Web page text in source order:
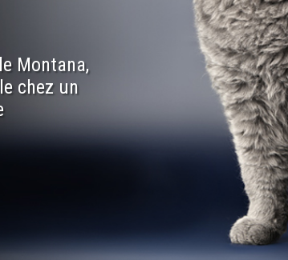
Montana,
chez un